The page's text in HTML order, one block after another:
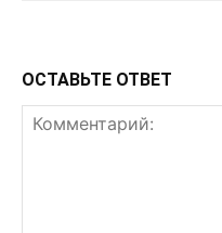
ОСТАВЬТЕ ОТВЕТ